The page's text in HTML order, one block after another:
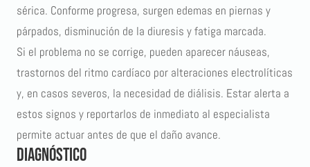
sérica. Conforme progresa, surgen edemas en piernas y
párpados, disminución de la diuresis y fatiga marcada.
Si el problema no se corrige, pueden aparecer náuseas,
trastornos del ritmo cardíaco por alteraciones electrolíticas
y, en casos severos, la necesidad de diálisis. Estar alerta a
estos signos y reportarlos de inmediato al especialista
permite actuar antes de que el daño avance.
Diagnóstico